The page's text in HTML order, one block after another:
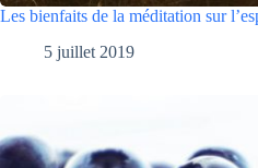
Les bienfaits de la méditation sur
5 juillet 2019